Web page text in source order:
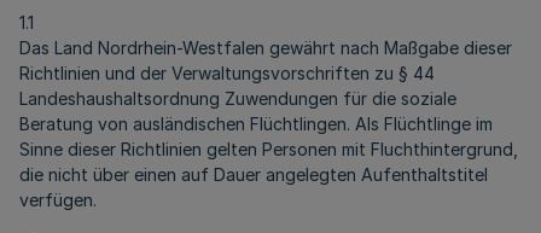
1.1
Das Land Nordrhein-Westfalen gewährt nach Maßgabe dieser
Richtlinien und der Verwaltungsvorschriften zu § 44
Landeshaushaltsordnung Zuwendungen für die soziale
Beratung von ausländischen Flüchtlingen. Als Flüchtlinge im
Sinne dieser Richtlinien gelten Personen mit Fluchthintergrund,
die nicht über einen auf Dauer angelegten Aufenthaltstitel
verfügen.